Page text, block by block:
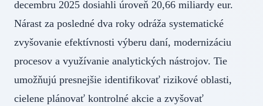
decembru 2025 dosiahli úroveň 20,66 miliardy eur.
Nárast za posledné dva roky odráža systematické
zvyšovanie efektívnosti výberu daní, modernizáciu
procesov a využívanie analytických nástrojov. Tie
umožňujú presnejšie identifikovať rizikové oblasti,
cielene plánovať kontrolné akcie a zvyšovať